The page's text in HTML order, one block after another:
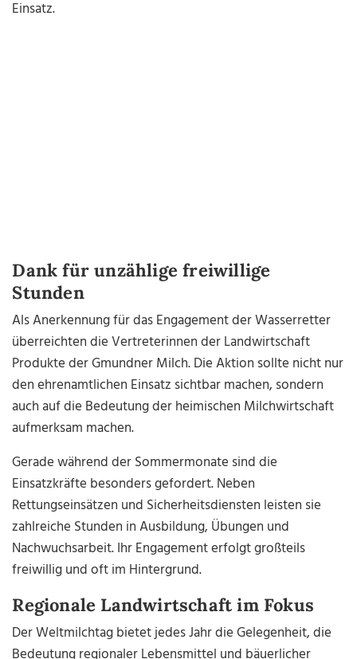
Einsatz.
Dank für unzählige freiwillige
Stunden
Als Anerkennung für das Engagement der Wasserretter
überreichten die Vertreterinnen der Landwirtschaft
Produkte der Gmundner Milch. Die Aktion sollte nicht nur
den ehrenamtlichen Einsatz sichtbar machen, sondern
auch auf die Bedeutung der heimischen Milchwirtschaft
aufmerksam machen.
Gerade während der Sommermonate sind die
Einsatzkräfte besonders gefordert. Neben
Rettungseinsätzen und Sicherheitsdiensten leisten sie
zahlreiche Stunden in Ausbildung, Übungen und
Nachwuchsarbeit. Ihr Engagement erfolgt großteils
freiwillig und oft im Hintergrund.
Regionale Landwirtschaft im Fokus
Der Weltmilchtag bietet jedes Jahr die Gelegenheit, die